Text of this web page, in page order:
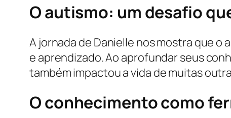
O autismo: um desafio
A jornada de Danielle nos mostra que
e aprendizado. Ao aprofundar seus
também impactou a vida de muitas
O conhecimento como